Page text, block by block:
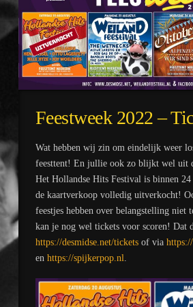
Feestweek 2022 –
Wat hebben wij zin om eindelijk weer
feesttent! En jullie ook zo blijkt wel uit
Het Hollandse Hits Festival is binnen 24
de kaartverkoop volledig uitverkocht!
feestjes hebben over belangstelling niet
kan je nog wel tickets voor scoren! Dat
https://desmidse.net/ticketsof via
en https://spijkerpop.nl